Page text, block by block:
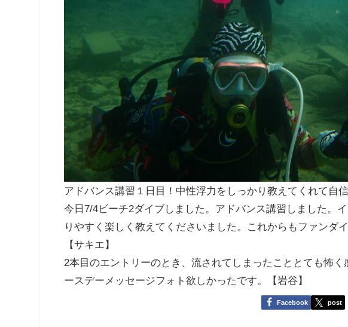
アドバンス講習１日目！中性浮力をしっかり教えてくれて自
今日7/4ビーチ2ダイブしました。アドバンス講習しました。
りやすく楽しく教えてくださいました。これからもファンダ
【サキエ】
2本目のエントリーのとき、流されてしまったこととても怖
ースデーメッセージフォト欲しかったです。【岩谷】
Facebook post